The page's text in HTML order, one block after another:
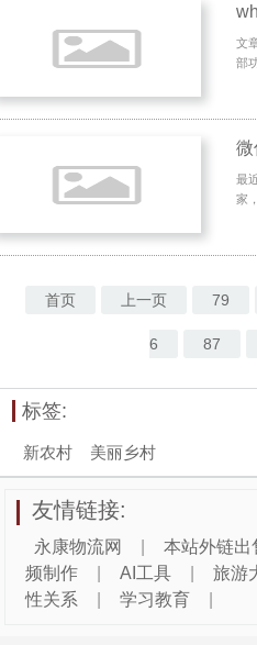
文
部
微
最
家
首页 上一页 79
6 87
标签:
新农村 美丽乡村
友情链接:
永康物流网 本站外链出
频制作
AI工具 旅游
性关系
学习教育